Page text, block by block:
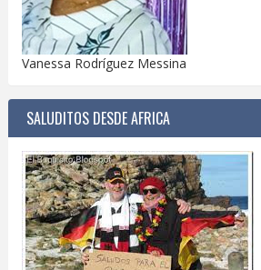
Vanessa Rodríguez Messina
SALUDITOS DESDE AFRICA